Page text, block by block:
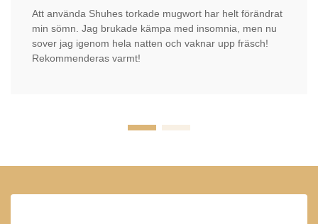
Att använda Shuhes torkade mugwort har helt förändrat
min sömn. Jag brukade kämpa med insomnia, men nu
sover jag igenom hela natten och vaknar upp fräsch!
Rekommenderas varmt!